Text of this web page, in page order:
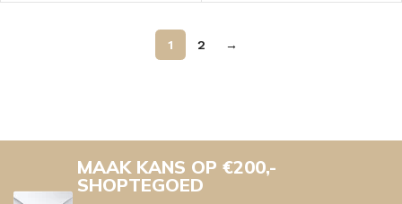
1 2 →
MAAK KANS OP €200,-
SHOPTEGOED